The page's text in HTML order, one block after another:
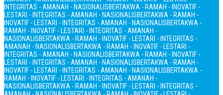
INTEGRITAS - AMANAH - NASIONALISBERTAKWA - RAMAH - INOVATIF -
LESTARI - INTEGRITAS - AMANAH - NASIONALISBERTAKWA - RAMAH -
INOVATIF - LESTARI - INTEGRITAS - AMANAH - NASIONALISBERTAKWA -
RAMAH - INOVATIF - LESTARI - INTEGRITAS - AMANAH -
NASIONALISBERTAKWA - RAMAH - INOVATIF - LESTARI - INTEGRITAS -
AMANAH - NASIONALISBERTAKWA - RAMAH - INOVATIF - LESTARI -
INTEGRITAS - AMANAH - NASIONALISBERTAKWA - RAMAH - INOVATIF -
LESTARI - INTEGRITAS - AMANAH - NASIONALISBERTAKWA - RAMAH -
INOVATIF - LESTARI - INTEGRITAS - AMANAH - NASIONALISBERTAKWA -
RAMAH - INOVATIF - LESTARI - INTEGRITAS - AMANAH -
NASIONALISBERTAKWA - RAMAH - INOVATIF - LESTARI - INTEGRITAS -